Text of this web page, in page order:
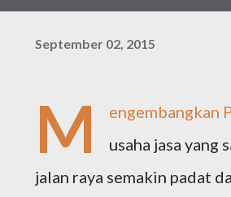
September 02, 2015
M engembangkan
usaha jasa
jalan raya semakin padat